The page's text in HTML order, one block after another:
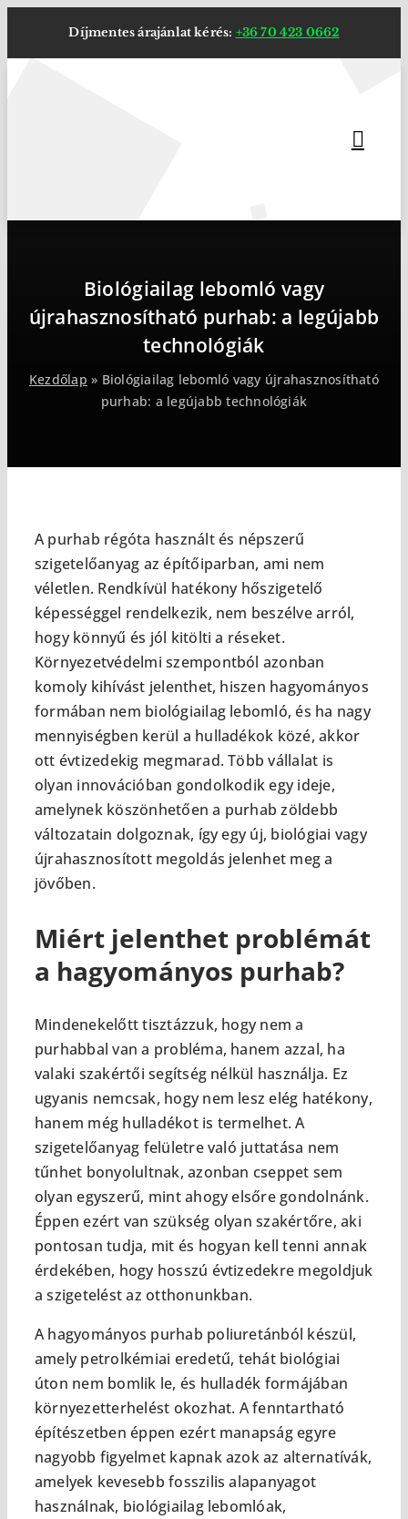
Díjmentes árajánlat kérés: +36 70 423 0662
Biológiailag lebomló vagy
újrahasznosítható purhab: a legújabb
technológiák
Kezdőlap » Biológiailag lebomló vagy újrahasznosítható
purhab: a legújabb technológiák
A purhab régóta használt és népszerű
szigetelőanyag az építőiparban, ami nem
véletlen. Rendkívül hatékony hőszigetelő
képességgel rendelkezik, nem beszélve arról,
hogy könnyű és jól kitölti a réseket.
Környezetvédelmi szempontból azonban
komoly kihívást jelenthet, hiszen hagyományos
formában nem biológiailag lebomló, és ha nagy
mennyiségben kerül a hulladékok közé, akkor
ott évtizedekig megmarad. Több vállalat is
olyan innovációban gondolkodik egy ideje,
amelynek köszönhetően a purhab zöldebb
változatain dolgoznak, így egy új, biológiai vagy
újrahasznosított megoldás jelenhet meg a
jövőben.
Miért jelenthet problémát
a hagyományos purhab?
Mindenekelőtt tisztázzuk, hogy nem a
purhabbal van a probléma, hanem azzal, ha
valaki szakértői segítség nélkül használja. Ez
ugyanis nemcsak, hogy nem lesz elég hatékony,
hanem még hulladékot is termelhet. A
szigetelőanyag felületre való juttatása nem
tűnhet bonyolultnak, azonban cseppet sem
olyan egyszerű, mint ahogy elsőre gondolnánk.
Éppen ezért van szükség olyan szakértőre, aki
pontosan tudja, mit és hogyan kell tenni annak
érdekében, hogy hosszú évtizedekre megoldjuk
a szigetelést az otthonunkban.
A hagyományos purhab poliuretánból készül,
amely petrolkémiai eredetű, tehát biológiai
úton nem bomlik le, és hulladék formájában
környezetterhelést okozhat. A fenntartható
építészetben éppen ezért manapság egyre
nagyobb figyelmet kapnak azok az alternatívák,
amelyek kevesebb fosszilis alapanyagot
használnak, biológiailag lebomlóak,